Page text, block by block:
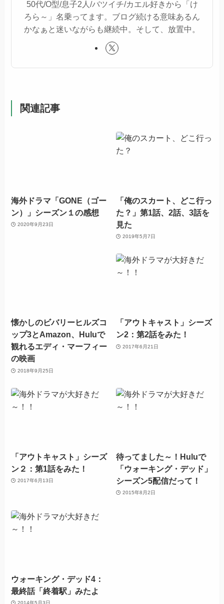
50代/O型/息子2人/バツイチ/カエル好きから「け
ろら～」名乗ってます。ブログ続ける意味あるん
かなぁと迷いながらも継続中。そして、放置中。
関連記事
海外ドラマ「GONE（ゴー
ン）」シーズン１の感想
2020年9月23日
「俺のスカート、どこ行っ
た？」第1話、2話、3話を
見た
2019年5月7日
懐かしのビバリーヒルズコ
ップ3とAmazon、Huluで
観れるエディ・マーフィー
の映画
2018年9月25日
「アウトキャスト」シーズ
ン2：第2話をみた！
2017年6月21日
「アウトキャスト」シーズ
ン２：第1話をみた！
2017年6月13日
待ってました～！Huluで
「ウォーキング・デッド」
シーズン5配信だって！
2015年8月2日
ウォーキング・デッド4：
最終話「終着駅」みたよ
2014年5月3日